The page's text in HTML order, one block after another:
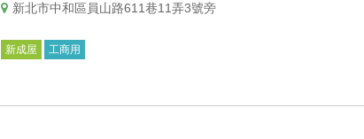
新北市中和區員山路611巷11弄3號旁
新成屋 工商用